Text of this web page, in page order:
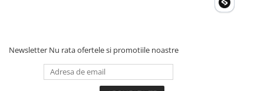
Newsletter Nu rata ofertele si promotiile noastre